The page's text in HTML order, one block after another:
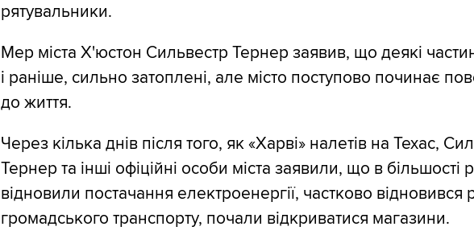
рятувальники.
Мер міста Х'юстон Сильвестр Тернер заявив, що деякі
і раніше, сильно затоплені, але місто поступово починає
до життя.
Через кілька днів після того, як «Харві» налетів на Техас,
Тернер та інші офіційні особи міста заявили, що в більшості
відновили постачання електроенергії, частково відновився
громадського транспорту, почали відкриватися магазини.